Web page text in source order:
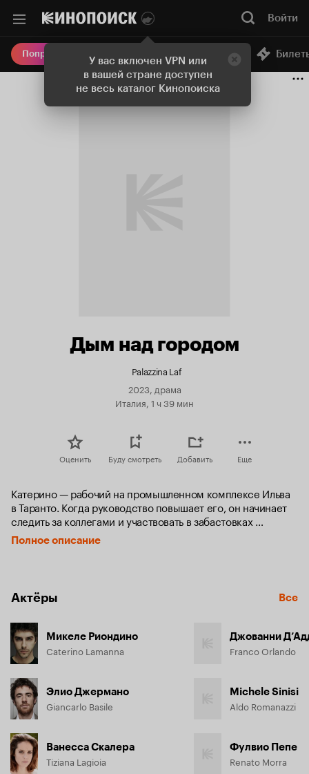
У вас включен VPN или
в вашей стране доступен
не весь каталог Кинопоиска
Войти
Попробовать Плюс Онлайн-кинотеатр
Дым над городом
Palazzina Laf
2023, драма
Италия, 1 ч 39 мин
Оценить Буду смотреть Добавить Еще
Катерино — рабочий на промышленном комплексе Ильва
в Таранто. Когда руководство повышает его, он начинает
следить за коллегами и участвовать в забастовках
исключительно чтобы писать доносы. Вскоре
он оказывается в Особняке, куда переводят
местечко, где можно развлекаться и не думать о работе.
Но вскоре Катерино понимает, что угодил в настоящий ад.
Полное описание
Актёры Все
Микеле Риондино
Caterino Lamanna
Элио Джермано
Giancarlo Basile
Ванесса Скалера
Tiziana Lagioia
Джованни
Franco Orlando
Michele Sinisi
Aldo Romanazzi
Фулвио Пепе
Renato Morra